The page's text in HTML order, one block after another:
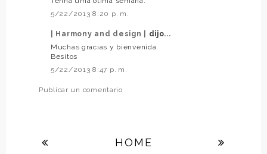
5/22/2013 8:20 p. m.
| Harmony and design |
dijo...
Muchas gracias y bienvenida.
Besitos
5/22/2013 8:47 p. m.
Publicar un comentario
HOME